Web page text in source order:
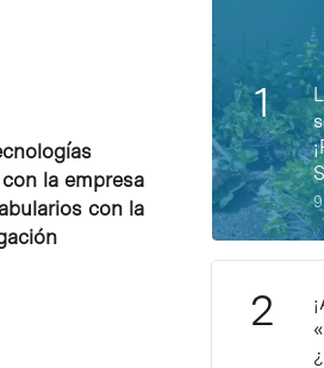
la empresa
con la